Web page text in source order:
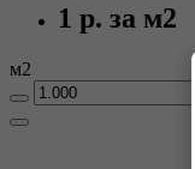
1 р. за м2
м2